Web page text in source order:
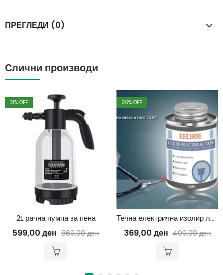
ПРЕГЛЕДИ (0)
Слични производи
31% OFF
2L рачна пумпа за пена
599,00 ден 869,00ден
26% OFF
Течна електрична изолир лента
369,00 ден 499,00ден